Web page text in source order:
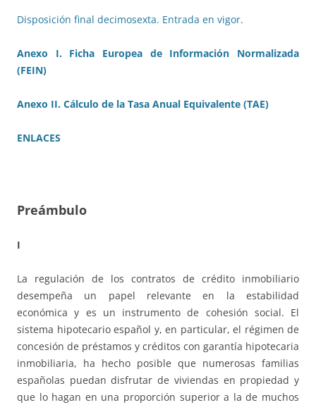
Disposición final decimosexta. Entrada en vigor.
Anexo I. Ficha Europea de Información Normalizada
(FEIN)
Anexo II. Cálculo de la Tasa Anual Equivalente (TAE)
ENLACES
Preámbulo
I
La regulación de los contratos de crédito inmobiliario
desempeña un papel relevante en la estabilidad
económica y es un instrumento de cohesión social. El
sistema hipotecario español y, en particular, el régimen de
concesión de préstamos y créditos con garantía hipotecaria
inmobiliaria, ha hecho posible que numerosas familias
españolas puedan disfrutar de viviendas en propiedad y
que lo hagan en una proporción superior a la de muchos